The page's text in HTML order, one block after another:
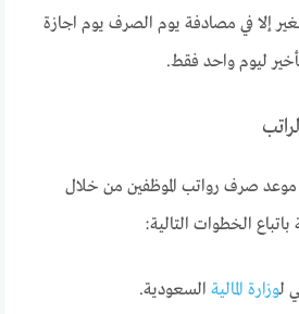
إلا في مصادفة يوم الصرف يوم اجازة
ليوم واحد فقط.
موعد صرف رواتب الموظفين من خلال
باتباع الخطوات التالية:
لوزارة المالية السعودية.